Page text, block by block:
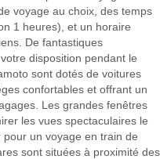
voyage au choix, des temps
1 heures), et un horaire
De fantastiques
disposition pendant le
sont dotés de voitures
confortables et offrant un
Les grandes fenêtres
les vues spectaculaires le
un voyage en train de
sont situées à proximité des